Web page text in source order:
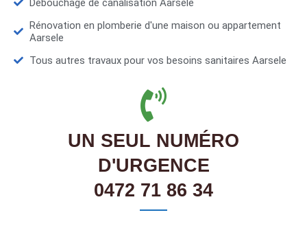
Débouchage de canalisation Aarsele
Rénovation en plomberie d'une maison ou appartement
Aarsele
Tous autres travaux pour vos besoins sanitaires Aarsele
UN SEUL NUMÉRO
D'URGENCE
0472 71 86 34